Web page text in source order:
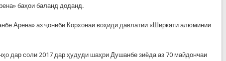
баҳои баланд доданд.
Арена» аз ҷониби Корхонаи воҳиди давлатии «Ширкати алюминии
дар соли 2017 дар ҳудуди шаҳри Душанбе зиёда аз 70 майдончаи